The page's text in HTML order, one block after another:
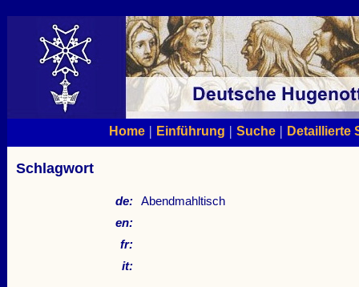
Home| Einführung | Suche| Detaillierte
Schlagwort
de: Abendmahltisch
en:
fr:
it: